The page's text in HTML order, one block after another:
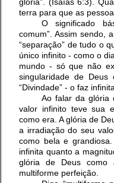
glória”. (Isaías 6:3).
terra para que as
O significado
comum”. Assim sendo,
“separação” de tudo o
único infinito - como o
mundo - só que não
singularidade de
“Divindade” - o faz
Ao falar da glória
valor infinito teve sua
como era. A glória de
a irradiação do seu
como bela e
infinita quanto a
glória de Deus
multiforme perfeição.